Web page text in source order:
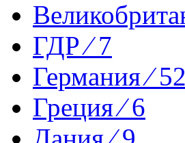
ГДР ⁄ 7
Германия ⁄ 52
Греция ⁄ 6